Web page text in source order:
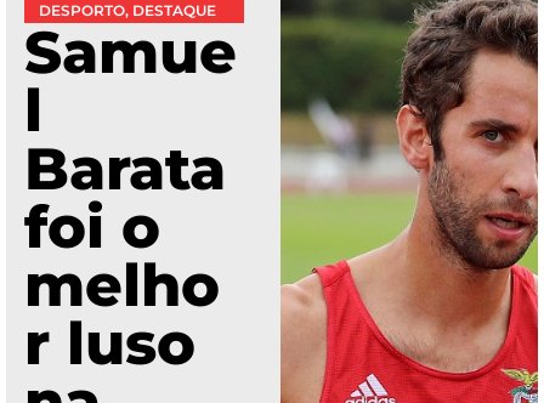
DESPORTO, DESTAQUE
Samue
l
Barata
foi o
melho
r luso